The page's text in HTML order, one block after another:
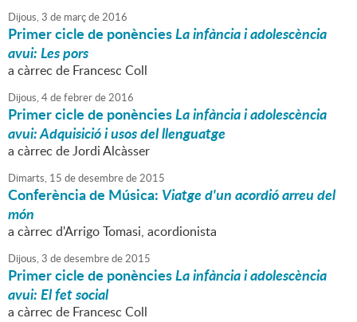
Dijous,3 de marçde2016
Primer cicle de ponènciesLa infància i adolescència
avui: Les pors
a càrrec de Francesc Coll
Dijous,4defebrerde2016
Primer cicle de ponènciesLa infància i adolescència
avui: Adquisició i usos del llenguatge
a càrrec de Jordi Alcàsser
Dimarts, 15 dedesembrede2015
Conferència de Música: Viatge d'un acordió arreu del
món
a càrrec d'Arrigo Tomasi, acordionista
Dijous,3 dedesembrede2015
Primer cicle de ponènciesLa infància i adolescència
avui: El fet social
a càrrec de Francesc Coll